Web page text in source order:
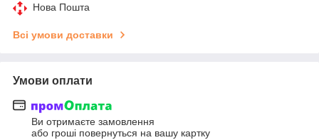
Нова Пошта
Всі умови доставки
Умови оплати
Ви отримаєте замовлення
або гроші повернуться на вашу картку